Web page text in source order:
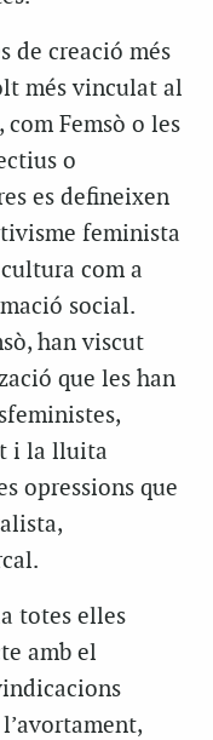
de creació més
més vinculat al
Femsò o les
o
es defineixen
feminista
com a
social.
han viscut
que les han
i la lluita
opressions que
totes elles
amb el